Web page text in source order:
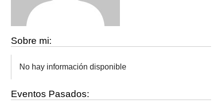
Sobre mi:
No hay información disponible
Eventos Pasados: